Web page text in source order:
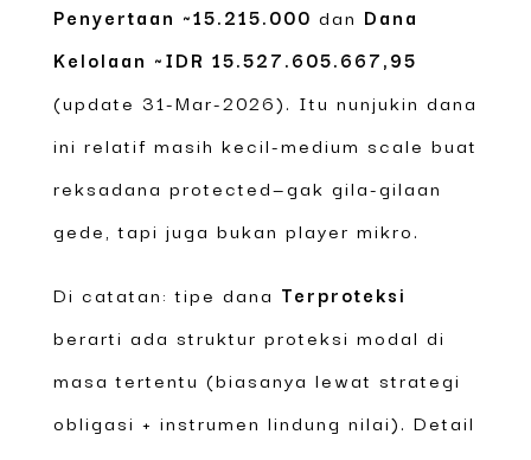
Penyertaan ~15.215.000 dan Dana
Kelolaan ~IDR 15.527.605.667,95
(update 31-Mar-2026). Itu nunjukin dana
ini relatif masih kecil-medium scale buat
reksadana protected—gak gila-gilaan
gede, tapi juga bukan player mikro.
Di catatan: tipe dana Terproteksi
berarti ada struktur proteksi modal di
masa tertentu (biasanya lewat strategi
obligasi + instrumen lindung nilai). Detail